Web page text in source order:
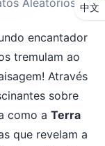
中文
Aleatórios)
encantador
tremulam ao
Através
sobre
como a Terra
que revelam a